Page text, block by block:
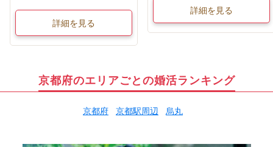
詳細を見る
詳細を見る
京都府のエリアごとの婚活ランキング
京都府 京都駅周辺 烏丸